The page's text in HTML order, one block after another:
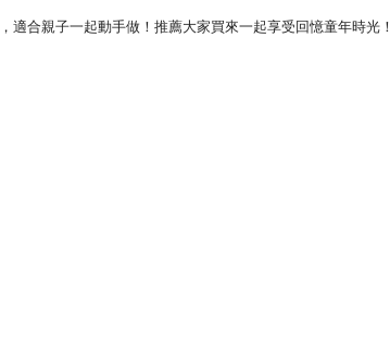
，適合親子一起動手做！推薦大家買來一起享受回憶童年時光！